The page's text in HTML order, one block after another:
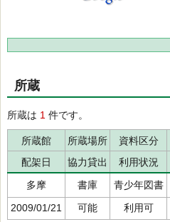
所蔵
所蔵は 1 件です。
所蔵館 所蔵場所 資料区分
配架日
協力貸出 利用状況
多摩
書庫 青少年図書
2009/01/21
可能 利用可